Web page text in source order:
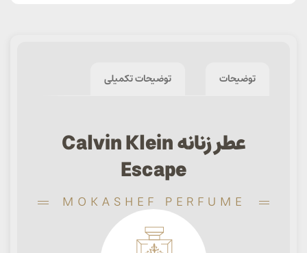
توضیحات توضیحات تکمیلی
عطر زنانه Calvin Klein
Escape
MOKASHEF PERFUME